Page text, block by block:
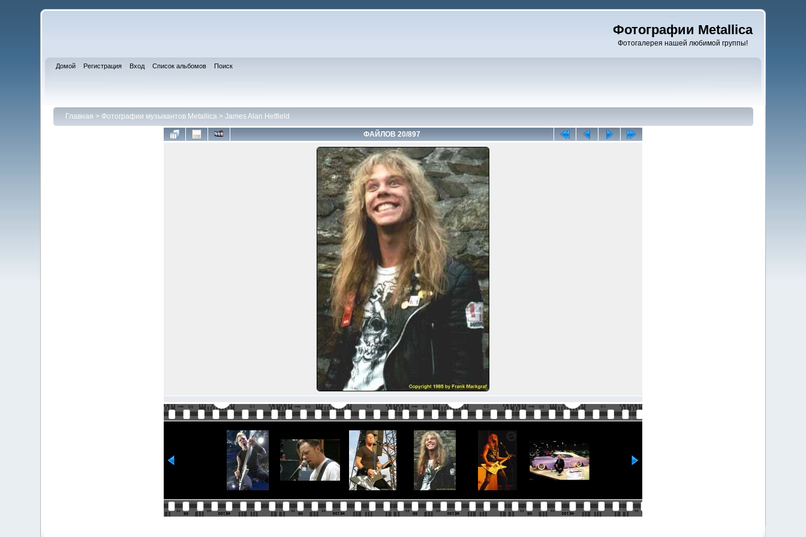
Фотографии Metallica
Фотогалерея нашей любимой группы!
Домой Регистрация Вход Список альбомов Поиск
Главная > Фотографии музыкантов Metallica> James Alan Hetfield
ФАЙЛОВ 20/897